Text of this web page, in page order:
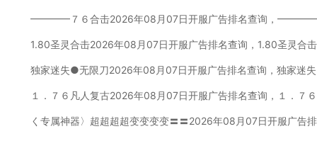
━━━━７６合击2026年08月07日开服广告排名查询，━━━━
1.80圣灵合击2026年08月07日开服广告排名查询，1.80圣灵合
独家迷失●无限刀2026年08月07日开服广告排名查询，独家迷
１．７６凡人复古2026年08月07日开服广告排名查询，１．７
く专属神器〉超超超超变变变变〓〓2026年08月07日开服广告